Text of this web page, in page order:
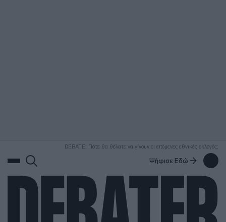
DEBATE: Πότε θα θέλατε να γίνουν οι επόμενες εθνικές εκλογές;
Ψήφισε Εδώ